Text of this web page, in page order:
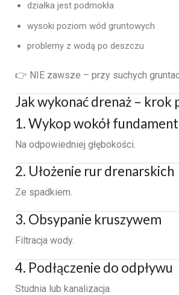
działka jest podmokła
wysoki poziom wód gruntowych
problemy z wodą po deszczu
👉 NIE zawsze – przy suchych
Jak wykonać drenaż – krok
1. Wykop wokół
Na odpowiedniej głębokości.
2. Ułożenie rur drenarskich
Ze spadkiem.
3. Obsypanie kruszywem
Filtracja wody.
4. Podłączenie do odpływu
Studnia lub kanalizacja.